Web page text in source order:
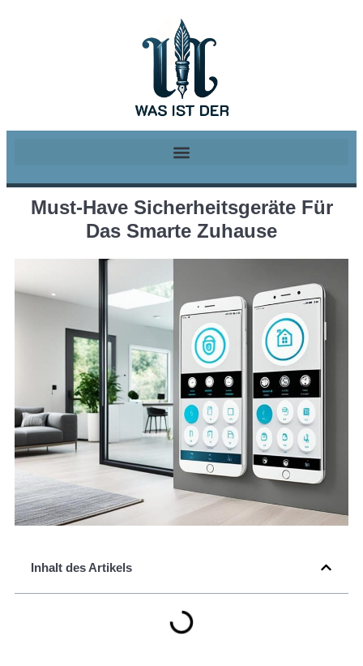
Must-Have Sicherheitsgeräte Für
Das Smarte Zuhause
Inhalt des Artikels